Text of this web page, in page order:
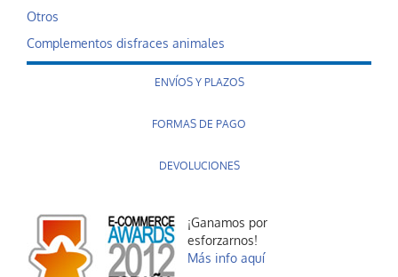
Otros
Complementos disfraces animales
ENVÍOS Y PLAZOS
FORMAS DE PAGO
DEVOLUCIONES
¡Ganamos por
esforzarnos!
Más info aquí